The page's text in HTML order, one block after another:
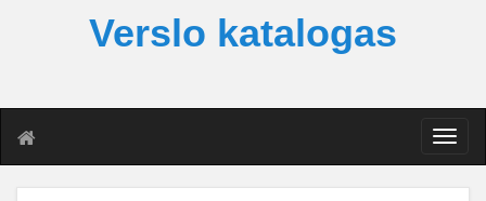
Verslo katalogas
T
o